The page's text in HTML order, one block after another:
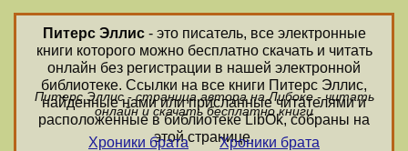
Питерс Эллис- это писатель, все электронные
книги которого можно бесплатно скачать и читать
онлайн без регистрации в нашей электронной
библиотеке. Ссылки на все книги Питерс Эллис,
найденные нами или присланные читателями и
расположенные в библиотеке LibOk, собраны на
этой странице.
Питерс Эллис - страница автора на Либоке - читать
онлайн и скачать бесплатно книги
Хроники брата
Хроники брата